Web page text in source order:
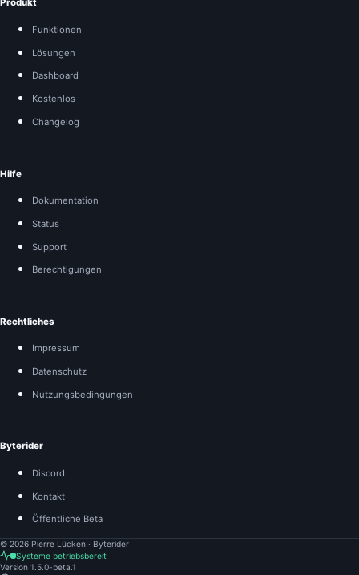
Produkt
Funktionen
Lösungen
Dashboard
Kostenlos
Changelog
Hilfe
Dokumentation
Status
Support
Berechtigungen
Rechtliches
Impressum
Datenschutz
Nutzungsbedingungen
Byterider
Discord
Kontakt
Öffentliche Beta
© 2026 Pierre Lücken · Byterider
Systeme betriebsbereit
Version 1.5.0-beta.1